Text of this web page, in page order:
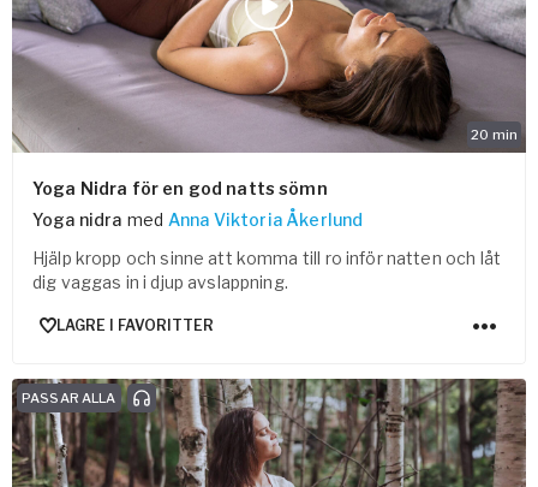
20 min
Yoga Nidra för en god natts sömn
Yoga nidra med Anna Viktoria Åkerlund
Hjälp kropp och sinne att komma till ro inför natten och låt
dig vaggas in i djup avslappning.
LAGRE I FAVORITTER
PASSAR ALLA